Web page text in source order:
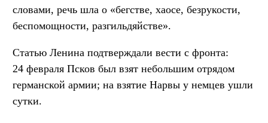
словами, речь шла о «бегстве, хаосе, безрукости,
беспомощности, разгильдяйстве».
Статью Ленина подтверждали вести с фронта:
24 февраля Псков был взят небольшим отрядом
германской армии; на взятие Нарвы у немцев ушли
сутки.